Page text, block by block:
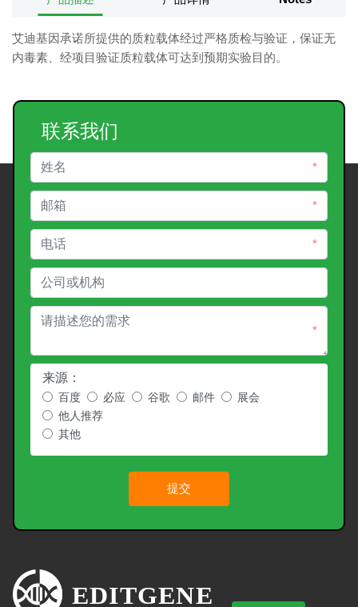
艾迪基因承诺所提供的质粒载体经过严格质检与验证，保证无
内毒素、经项目验证质粒载体可达到预期实验目的。
联系我们
*
*
*
*
来源：
百度 必应 谷歌 邮件
展会
他人推荐
其他
提交